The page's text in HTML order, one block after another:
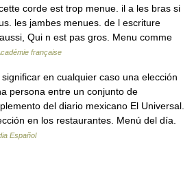
corde est trop menue. il a les bras si
les jambes menues. de l escriture
Qui n est pas gros. Menu comme
française
en cualquier caso una elección
persona entre un conjunto de
del diario mexicano El Universal.
en los restaurantes. Menú del día.
Español